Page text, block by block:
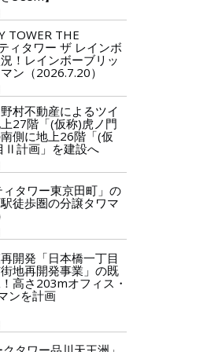
TOWER THE
ィタワー ザ レインボ
！レインボーブリッ
ン（2026.7.20）
村不動産によるツイ
27階「(仮称)虎ノ門
側に地上26階「(仮
Ⅱ計画」を建設へ
タワー東京田町」の
徒歩圏の分譲タワマ
開発「日本橋一丁目
地再開発事業」の既
高さ203mオフィス・
ンを計画